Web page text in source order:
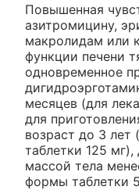
Повышенная
азитромицину,
макролидам или
функции печени
одновременное
месяцев (для
для
возраст до 3 лет
таблетки 125
массой тела
формы таблетки